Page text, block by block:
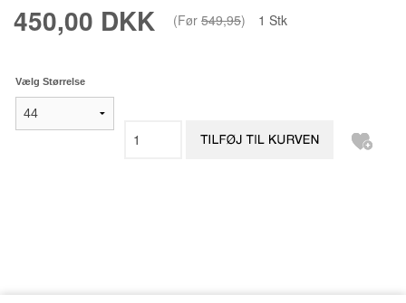
450,00 DKK (Før 549,95) 1 Stk
Vælg Størrelse